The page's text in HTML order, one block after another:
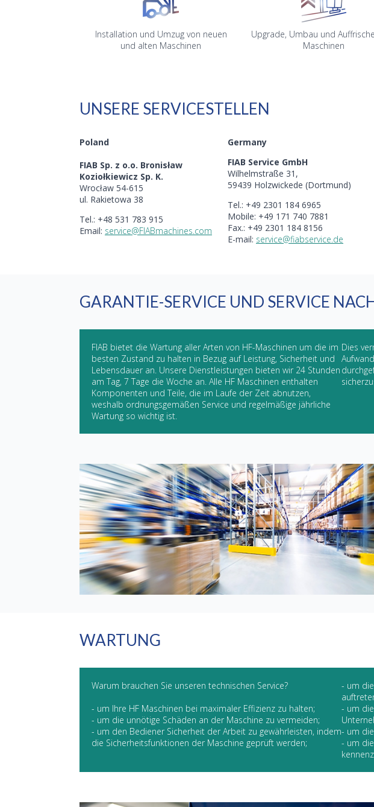
Installation und Umzug von neuen
und alten Maschinen
Upgrade, Umbau und
Maschinen
UNSERE SERVICESTELLEN
Poland
FIAB Sp. z o.o. Bronisław
Koziołkiewicz Sp. K.
Wrocław 54-615
ul. Rakietowa 38
Tel.: +48 531 783 915
Email: service@FIABmachines.com
Germany
FIAB Service GmbH
Wilhelmstraße 31,
59439 Holzwickede (Dortmund)
Tel.: +49 2301 184 6965
Mobile: +49 171 740 7881
Fax.: +49 2301 184 8156
E-mail: service@fiabservice.de
GARANTIE-SERVICE UND SERVICE
FIAB bietet die Wartung aller Arten von HF-Maschinen um die im
besten Zustand zu halten in Bezug auf Leistung, Sicherheit und
Lebensdauer an. Unsere Dienstleistungen bieten wir 24 Stunden
am Tag, 7 Tage die Woche an. Alle HF Maschinen enthalten
Komponenten und Teile, die im Laufe der Zeit abnutzen,
weshalb ordnungsgemäßen Service und regelmäßige jährliche
Wartung so wichtig ist.
Dies
WARTUNG
Warum brauchen Sie unseren technischen Service?
- um Ihre HF Maschinen bei maximaler Effizienz zu halten;
- um die unnötige Schäden an der Maschine zu vermeiden;
- um den Bediener Sicherheit der Arbeit zu gewährleisten, indem
die Sicherheitsfunktionen der Maschine geprüft werden;
- um
- um
- um
- um